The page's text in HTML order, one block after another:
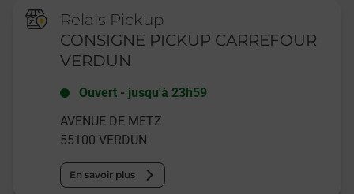
Relais Pickup
CONSIGNE PICKUP CARREFOUR
VERDUN
Ouvert - jusqu'à 23h59
AVENUE DE METZ
55100 VERDUN
En savoir plus